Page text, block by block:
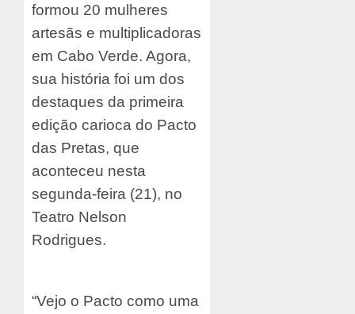
formou 20 mulheres
artesãs e multiplicadoras
em Cabo Verde. Agora,
sua história foi um dos
destaques da primeira
edição carioca do Pacto
das Pretas, que
aconteceu nesta
segunda-feira (21), no
Teatro Nelson
Rodrigues.
“Vejo o Pacto como uma